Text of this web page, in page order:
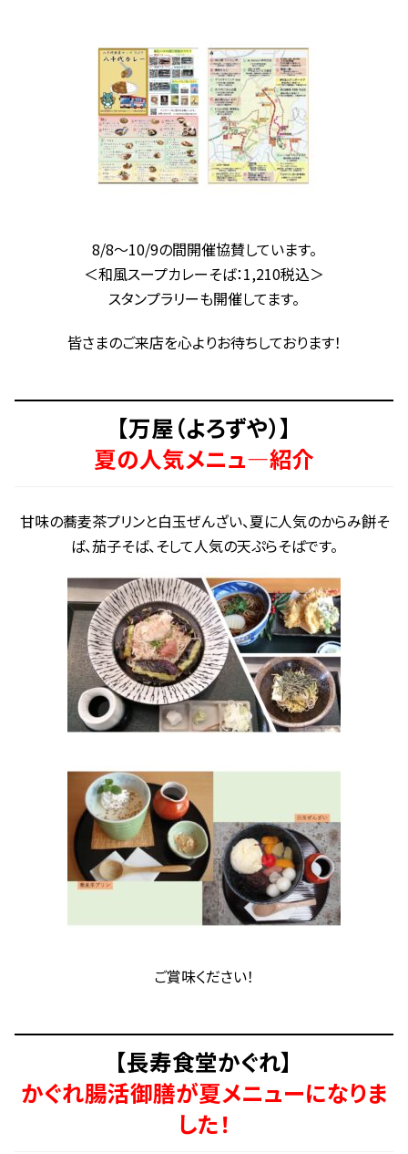
8/8～10/9の間開催協賛しています。
＜和風スープカレーそば：1,210税込＞
スタンプラリーも開催してます。
皆さまのご来店を心よりお待ちしております！
【万屋（よろずや）】
夏の人気メニュ―紹介
甘味の蕎麦茶プリンと白玉ぜんざい、夏に人気のからみ餅そ
ば、茄子そば、そして人気の天ぷらそばです。
ご賞味ください！
【長寿食堂かぐれ】
かぐれ腸活御膳が夏メニューになりま
した！